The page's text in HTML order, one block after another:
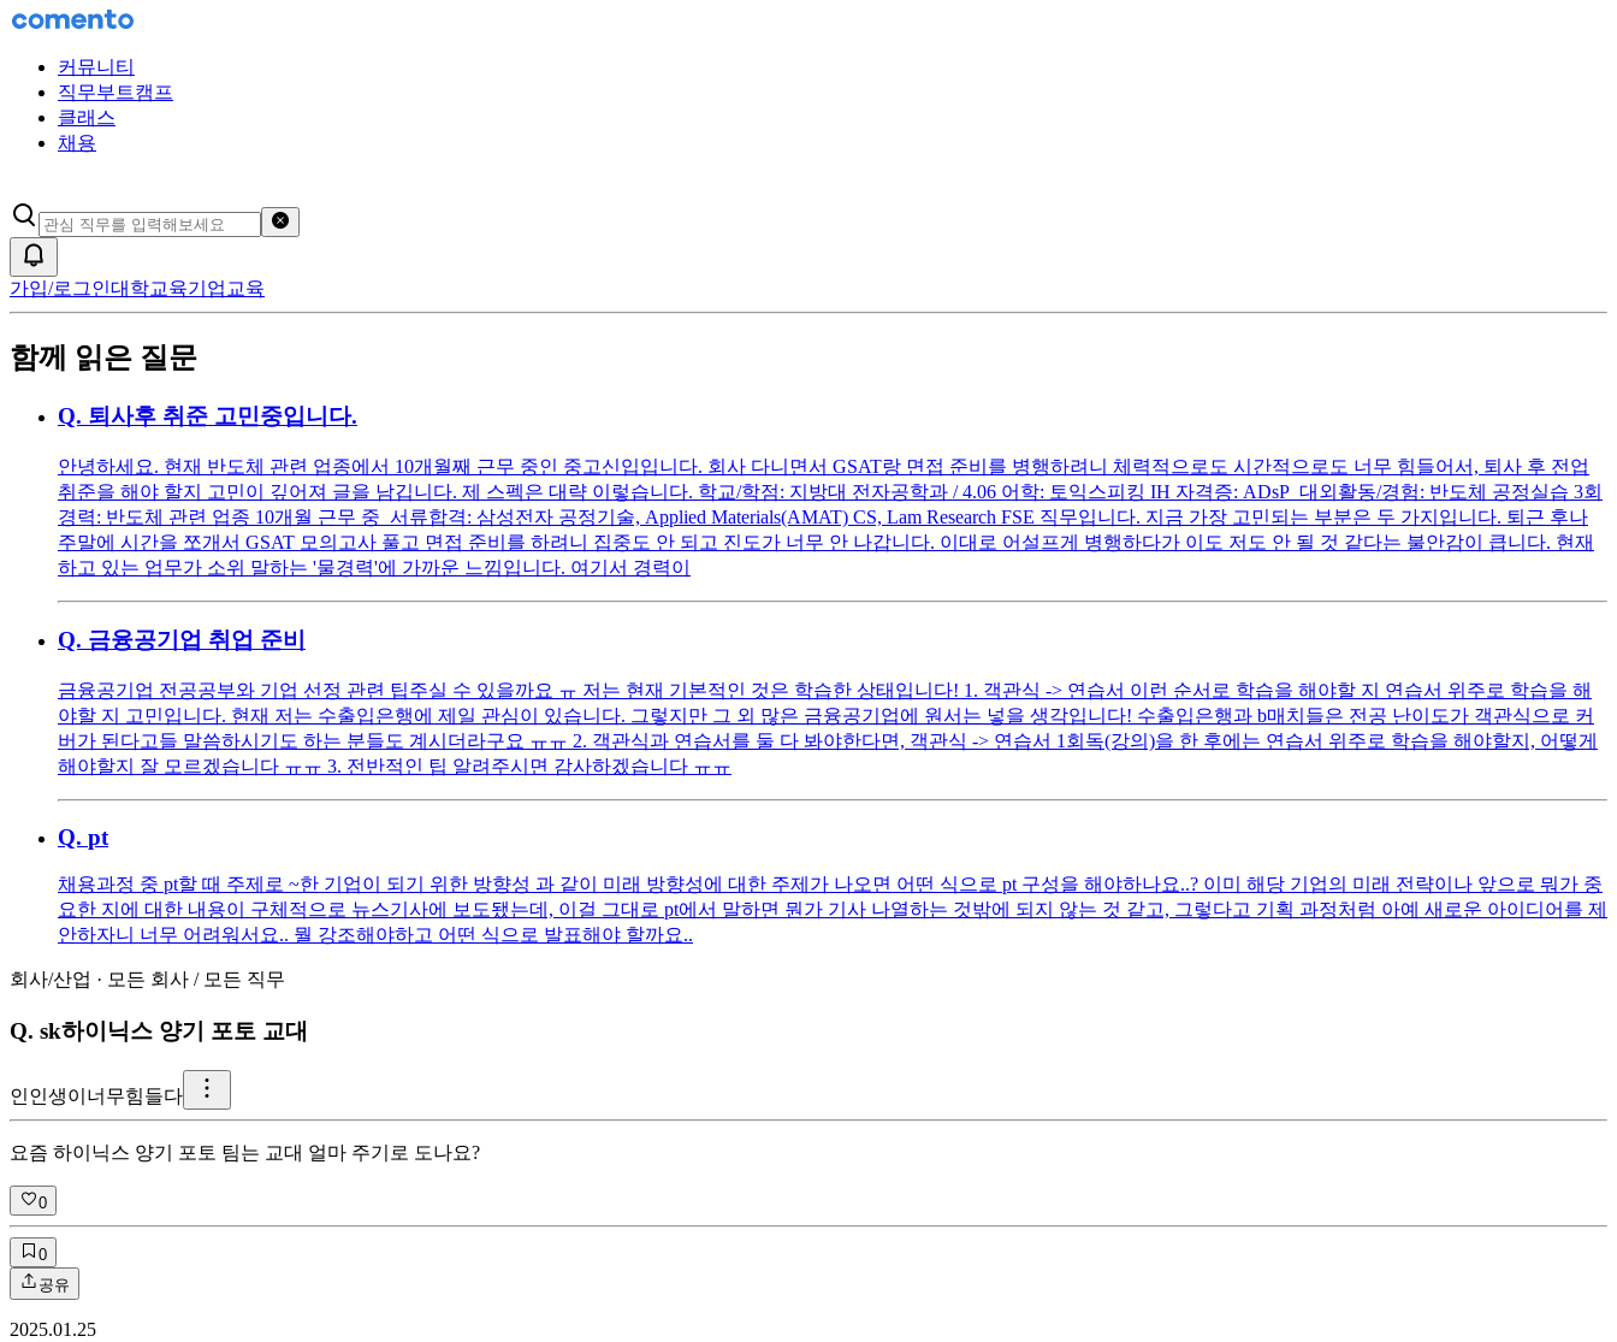
커뮤니티
직무부트캠프
클래스
채용
가입/로그인대학교육기업교육
함께 읽은 질문
Q. 퇴사후 취준 고민중입니다.
안녕하세요. 현재 반도체 관련 업종에서 10개월째 근무 중인 중고신입입니다. 회사 다니면서 GSAT랑 면접 준비를 병행하려니 체력적으로도 시간적으로도 너무 힘들어서, 퇴사 후 전업
취준을 해야 할지 고민이 깊어져 글을 남깁니다. 제 스펙은 대략 이렇습니다. 학교/학점: 지방대 전자공학과 / 4.06 어학: 토익스피킹 IH 자격증: ADsP 대외활동/경험: 반도체 공정실습 3회
경력: 반도체 관련 업종 10개월 근무 중 서류합격: 삼성전자 공정기술, Applied Materials(AMAT) CS, Lam Research FSE 직무입니다. 지금 가장 고민되는 부분은 두 가지입니다. 퇴근 후나
주말에 시간을 쪼개서 GSAT 모의고사 풀고 면접 준비를 하려니 집중도 안 되고 진도가 너무 안 나갑니다. 이대로 어설프게 병행하다가 이도 저도 안 될 것 같다는 불안감이 큽니다. 현재
하고 있는 업무가 소위 말하는 '물경력'에 가까운 느낌입니다. 여기서 경력이
Q. 금융공기업 취업 준비
금융공기업 전공공부와 기업 선정 관련 팁주실 수 있을까요 ㅠ 저는 현재 기본적인 것은 학습한 상태입니다! 1. 객관식 -> 연습서 이런 순서로 학습을 해야할 지 연습서 위주로 학습을 해
야할 지 고민입니다. 현재 저는 수출입은행에 제일 관심이 있습니다. 그렇지만 그 외 많은 금융공기업에 원서는 넣을 생각입니다! 수출입은행과 b매치들은 전공 난이도가 객관식으로 커
버가 된다고들 말씀하시기도 하는 분들도 계시더라구요 ㅠㅠ 2. 객관식과 연습서를 둘 다 봐야한다면, 객관식 -> 연습서 1회독(강의)을 한 후에는 연습서 위주로 학습을 해야할지, 어떻게
해야할지 잘 모르겠습니다 ㅠㅠ 3. 전반적인 팁 알려주시면 감사하겠습니다 ㅠㅠ
Q. pt
채용과정 중 pt할 때 주제로 ~한 기업이 되기 위한 방향성 과 같이 미래 방향성에 대한 주제가 나오면 어떤 식으로 pt 구성을 해야하나요..? 이미 해당 기업의 미래 전략이나 앞으로 뭐가 중
요한 지에 대한 내용이 구체적으로 뉴스기사에 보도됐는데, 이걸 그대로 pt에서 말하면 뭔가 기사 나열하는 것밖에 되지 않는 것 같고, 그렇다고 기획 과정처럼 아예 새로운 아이디어를 제
안하자니 너무 어려워서요.. 뭘 강조해야하고 어떤 식으로 발표해야 할까요..
회사/산업 · 모든 회사 / 모든 직무
Q. sk하이닉스 양기 포토 교대
인인생이너무힘들다
요즘 하이닉스 양기 포토 팀는 교대 얼마 주기로 도나요?
0
0
공유
2025.01.25